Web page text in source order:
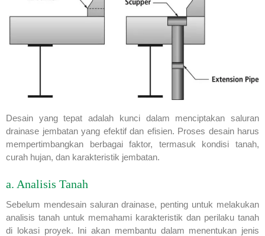
Desain yang tepat adalah kunci dalam menciptakan saluran
drainase jembatan yang efektif dan efisien. Proses desain harus
mempertimbangkan berbagai faktor, termasuk kondisi tanah,
curah hujan, dan karakteristik jembatan.
a. Analisis Tanah
Sebelum mendesain saluran drainase, penting untuk melakukan
analisis tanah untuk memahami karakteristik dan perilaku tanah
di lokasi proyek. Ini akan membantu dalam menentukan jenis